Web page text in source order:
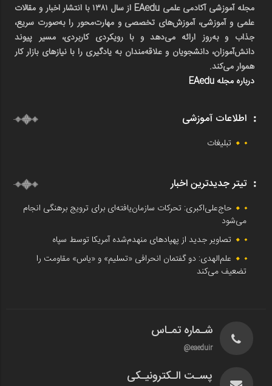
مجله آموزشی آکادمی علمی EAedu از سال ۱۳۸۱ با انتشار اخبار و مقالات
علمی و آموزشی، آموزش‌های تخصصی و مهارت‌محور را به‌صورت سریع،
جذاب و به‌روز ارائه می‌دهد و با رویکردی کاربردی، مسیر پیوند
دانش‌آموزان، دانشجویان و علاقه‌مندان به یادگیری را با نیازهای بازار کار
هموار می‌کند.
درباره مجله EAedu
اطلاعات آموزشی
تبلیغات
تیتر جدیدترین اخبار
حاج‌علی‌اکبری: تحرکات سازمان‌یافته‌ای برای ترویج برهنگی انجام
می‌شود
تصاویر جدید از پهپادهای منهدم‌شده آمریکا توسط سپاه
علم‌الهدی: دو گفتمان انحرافی «تسلیم» و «یاس» مقاومت را
تضعیف می‌کند
شـماره تمـاس
eaeduir@
پسـت الـکترونیـکی